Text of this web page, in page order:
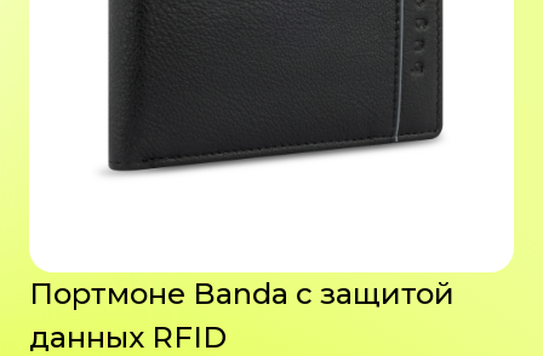
Портмоне Banda с защитой
данных RFID